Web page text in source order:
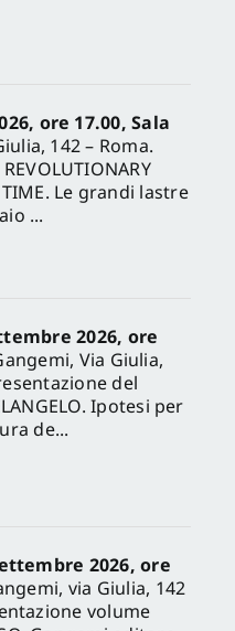
ore 17.00, Sala
142 – Roma.
TIME. Le grandi lastre
...
2026, ore
Via Giulia,
del
Ipotesi per
de...
2026, ore
via Giulia, 142
volume